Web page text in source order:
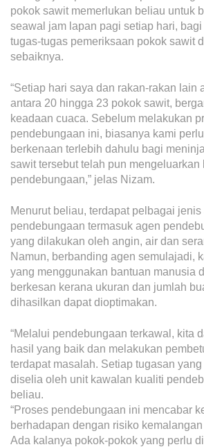
Sustainability Overview
Policies & Guidelines
Standards and Certifications
Respecting Human Rights
Protecting the Environment
Health & Safety
Traceability & Supply Chain
Reports & Updates
Media Centre
Press Release
Multimedia
Downloads
Festival FGV
Careers
pokok sawit memerlukan beliau untuk
seawal jam lapan pagi setiap hari,
tugas-tugas pemeriksaan pokok sawit
sebaiknya.
“Setiap hari saya dan rakan-rakan lain
antara 20 hingga 23 pokok sawit,
keadaan cuaca. Sebelum melakukan
pendebungaan ini, biasanya kami
berkenaan terlebih dahulu bagi
sawit tersebut telah pun mengeluarkan
pendebungaan,” jelas Nizam.
Menurut beliau, terdapat pelbagai jenis
pendebungaan termasuk agen
yang dilakukan oleh angin, air dan
Namun, berbanding agen semulajadi,
yang menggunakan bantuan manusia
berkesan kerana ukuran dan jumlah
dihasilkan dapat dioptimakan.
“Melalui pendebungaan terkawal, kita
hasil yang baik dan melakukan
terdapat masalah. Setiap tugasan
diselia oleh unit kawalan kualiti
beliau.
“Proses pendebungaan ini mencabar
berhadapan dengan risiko
Ada kalanya pokok-pokok yang perlu